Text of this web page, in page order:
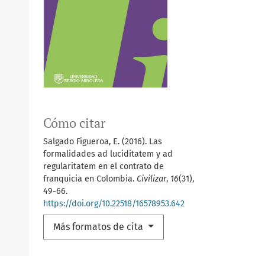
Cómo citar
Salgado Figueroa, E. (2016). Las
formalidades ad luciditatem y ad
regularitatem en el contrato de
franquicia en Colombia. Civilizar, 16(31),
49-66.
https://doi.org/10.22518/16578953.642
Más formatos de cita